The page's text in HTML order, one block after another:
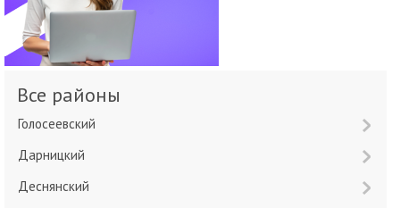
Все районы
Голосеевский
Дарницкий
Деснянский